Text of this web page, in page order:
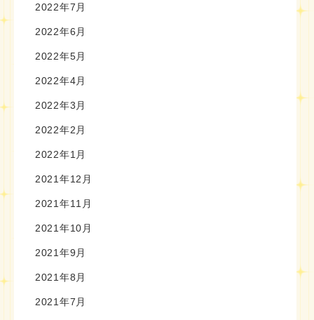
2022年7月
2022年6月
2022年5月
2022年4月
2022年3月
2022年2月
2022年1月
2021年12月
2021年11月
2021年10月
2021年9月
2021年8月
2021年7月